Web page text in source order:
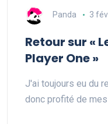
Panda 3
Retour sur «
Player One »
J'ai toujours eu du
donc profité de